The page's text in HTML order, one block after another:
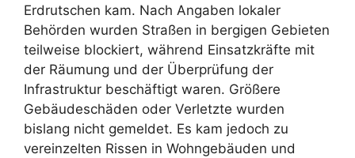
Erdrutschen kam. Nach Angaben lokaler
Behörden wurden Straßen in bergigen Gebieten
teilweise blockiert, während Einsatzkräfte mit
der Räumung und der Überprüfung der
Infrastruktur beschäftigt waren. Größere
Gebäudeschäden oder Verletzte wurden
bislang nicht gemeldet. Es kam jedoch zu
vereinzelten Rissen in Wohngebäuden und